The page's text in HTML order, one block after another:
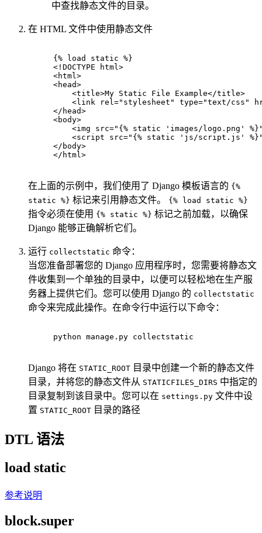
中查找静态文件的目录。
在 HTML 文件中使用静态文件
{% load static %}
<!DOCTYPE
html>
<html>
<head>
<title>My Static File Example</title>
<link rel="stylesheet" type="text/css"
</ head>
<body>
<img src="{% static 'images/logo.png'
<script src="{% static 'js/script.js'
</ body>
</ html>
在上面的示例中，我们使用了 Django 模板语言的 {%
static %} 标记来引用静态文件。 {% load static %}
指令必须在使用 {% static %} 标记之前加载，以确保
Django 能够正确解析它们。
运行 collectstatic 命令：
当您准备部署您的 Django 应用程序时，您需要将静态文
件收集到一个单独的目录中，以便可以轻松地在生产服
务器上提供它们。您可以使用 Django 的 collectstatic
命令来完成此操作。在命令行中运行以下命令：
python manage.py collectstatic
Django 将在 STATIC_ROOT 目录中创建一个新的静态文件
目录，并将您的静态文件从 STATICFILES_DIRS 中指定的
目录复制到该目录中。您可以在 settings.py 文件中设
置 STATIC_ROOT 目录的路径
DTL 语法
load static
参考说明
block.super